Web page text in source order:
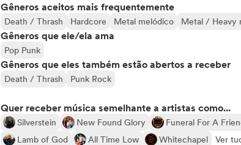
Gêneros aceitos mais frequentemente
Death / Thrash Hardcore Metal melódico Metal / Heavy
Gêneros que ele/ela ama
Pop Punk
Gêneros que eles também estão abertos a receber
Death / Thrash Punk Rock
Quer receber música semelhante a artistas como...
Silverstein New Found Glory Funeral For A
Lamb of God
All Time Low Whitechapel Ver